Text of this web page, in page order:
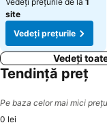
site
Vedeți prețurile
Vedeți
Tendință preț
Pe baza celor mai mici
0 lei